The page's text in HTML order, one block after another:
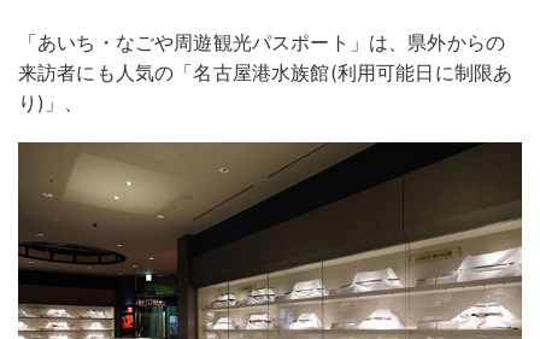
「あいち・なごや周遊観光パスポート」は、県外からの
来訪者にも人気の「名古屋港水族館(利用可能日に制限あ
り)」、